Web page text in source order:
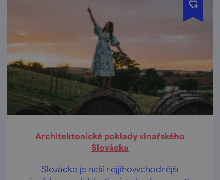
Architektonické poklady vinařského
Slovácka
Slovácko je naší nejjihovýchodnější